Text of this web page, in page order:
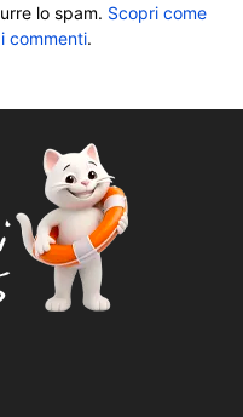
lo spam. Scopri come
commenti.